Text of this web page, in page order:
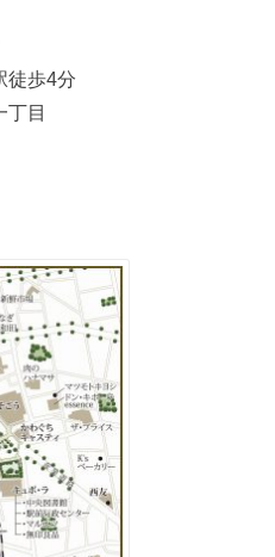
徒歩4分
丁目